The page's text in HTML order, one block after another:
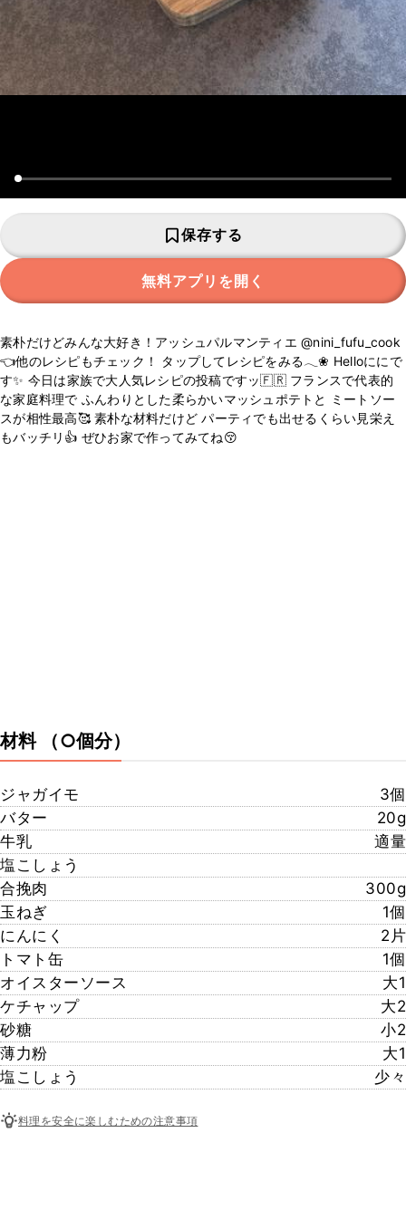
保存する
無料アプリを開く
素朴だけどみんな大好き！アッシュパルマンティエ @nini_fufu_cook
👈他のレシピもチェック！ タップしてレシピをみる𓂃❀ Helloににで
す✨ 今日は家族で大人気レシピの投稿ですッ🇫🇷 フランスで代表的
な家庭料理で ふんわりとした柔らかいマッシュポテトと ミートソー
スが相性最高🥰 素朴な材料だけど パーティでも出せるくらい見栄え
もバッチリ👍 ぜひお家で作ってみてね😚
材料 （○個分）
ジャガイモ
3個
バター
20g
牛乳
適量
塩こしょう
合挽肉
300g
玉ねぎ
1個
にんにく
2片
トマト缶
1個
オイスターソース
大1
ケチャップ
大2
砂糖
小2
薄力粉
大1
塩こしょう
少々
料理を安全に楽しむための注意事項